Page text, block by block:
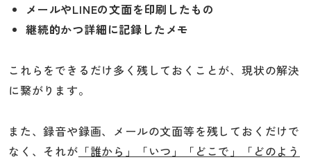
メールやLINEの文面を印刷したもの
継続的かつ詳細に記録したメモ
これらをできるだけ多く残しておくことが、現状の解決
に繋がります。
また、録音や録画、メールの文面等を残しておくだけで
なく、それが 「誰から」「いつ」「どこで」「どのよう